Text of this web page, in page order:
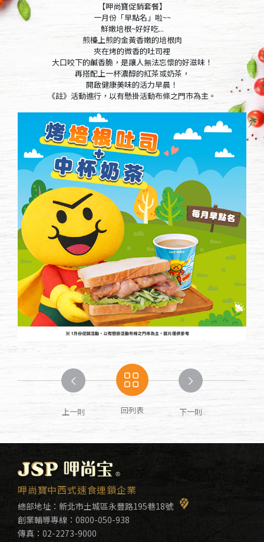
【呷尚寶促銷套餐】
一月份「早點名」啦~~
鮮嫩培根~好好吃...
煎檯上煎的金黃香嫩的培根肉
夾在烤的微香的吐司裡
大口咬下的鹹香脆，是讓人無法忘懷的好滋味！
再搭配上一杯濃醇的紅茶或奶茶，
開啟健康美味的活力早晨！
《註》活動進行，以有懸掛活動布條之門市為主。
上一則 回列表 下一則
呷尚寶中西式速食連鎖企業
總部地址： 新北市土城區永豐路195巷18號
創業輔導專線： 0800-050-938
傳真：02-2273-9000